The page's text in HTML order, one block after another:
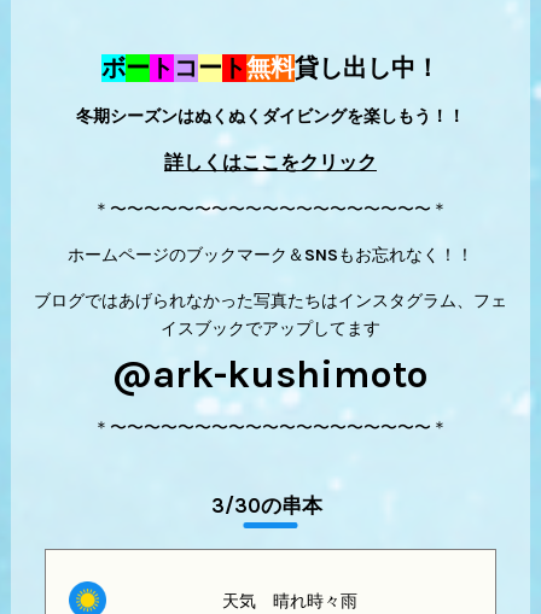
ボー ト コー ト無料貸し出し中！
冬期シーズンはぬくぬくダイビングを楽しもう！！
詳しくはここをクリック
＊〜〜〜〜〜〜〜〜〜〜〜〜〜〜〜〜〜〜〜＊
ホームページのブックマーク＆SNSもお忘れなく！！
ブログではあげられなかった写真たちはインスタグラム、フェ
イスブックでアップしてます
@ark-kushimoto
＊〜〜〜〜〜〜〜〜〜〜〜〜〜〜〜〜〜〜〜＊
3/30の串本
天気 晴れ時々雨